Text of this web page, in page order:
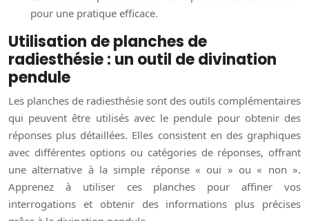
pour une pratique efficace.
Utilisation de planches de
radiesthésie : un outil de divination
pendule
Les planches de radiesthésie sont des outils complémentaires
qui peuvent être utilisés avec le pendule pour obtenir des
réponses plus détaillées. Elles consistent en des graphiques
avec différentes options ou catégories de réponses, offrant
une alternative à la simple réponse « oui » ou « non ».
Apprenez à utiliser ces planches pour affiner vos
interrogations et obtenir des informations plus précises